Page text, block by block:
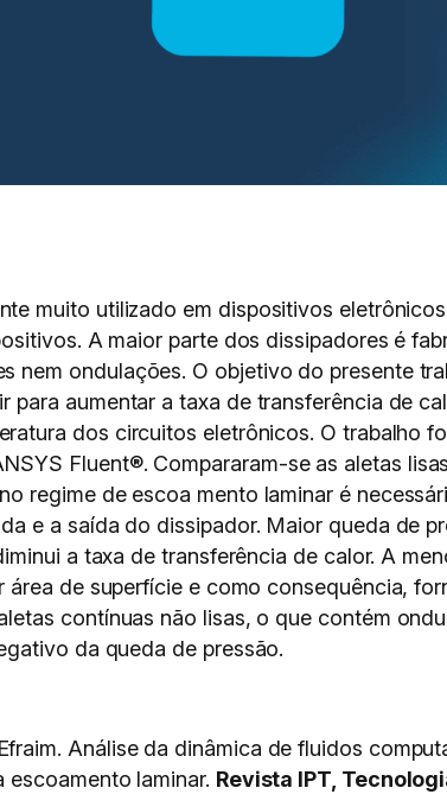
muito utilizado em dispositivos
A maior parte dos dissipadores é
nem ondulações. O objetivo do presente
para aumentar a taxa de transferência de
dos circuitos eletrônicos. O trabalho
Fluent®. Compararam-se as aletas
regime de escoa mento laminar é
e a saída do dissipador. Maior queda de
a taxa de transferência de calor. A
área de superfície e como consequência,
contínuas não lisas, o que contém
da queda de pressão.
Análise da dinâmica de fluidos
escoamento laminar. Revista IPT,